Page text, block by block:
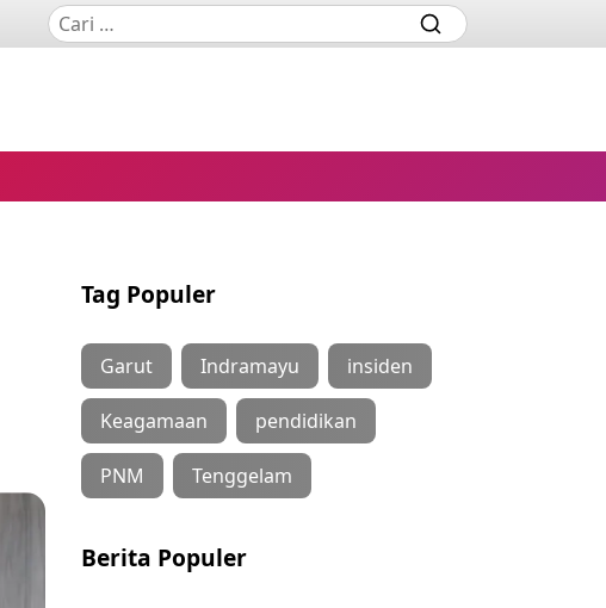
Tag Populer
Garut Indramayu insiden
Keagamaan pendidikan
PNM Tenggelam
Berita Populer